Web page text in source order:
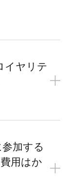
イヤリテ
加する
用はか